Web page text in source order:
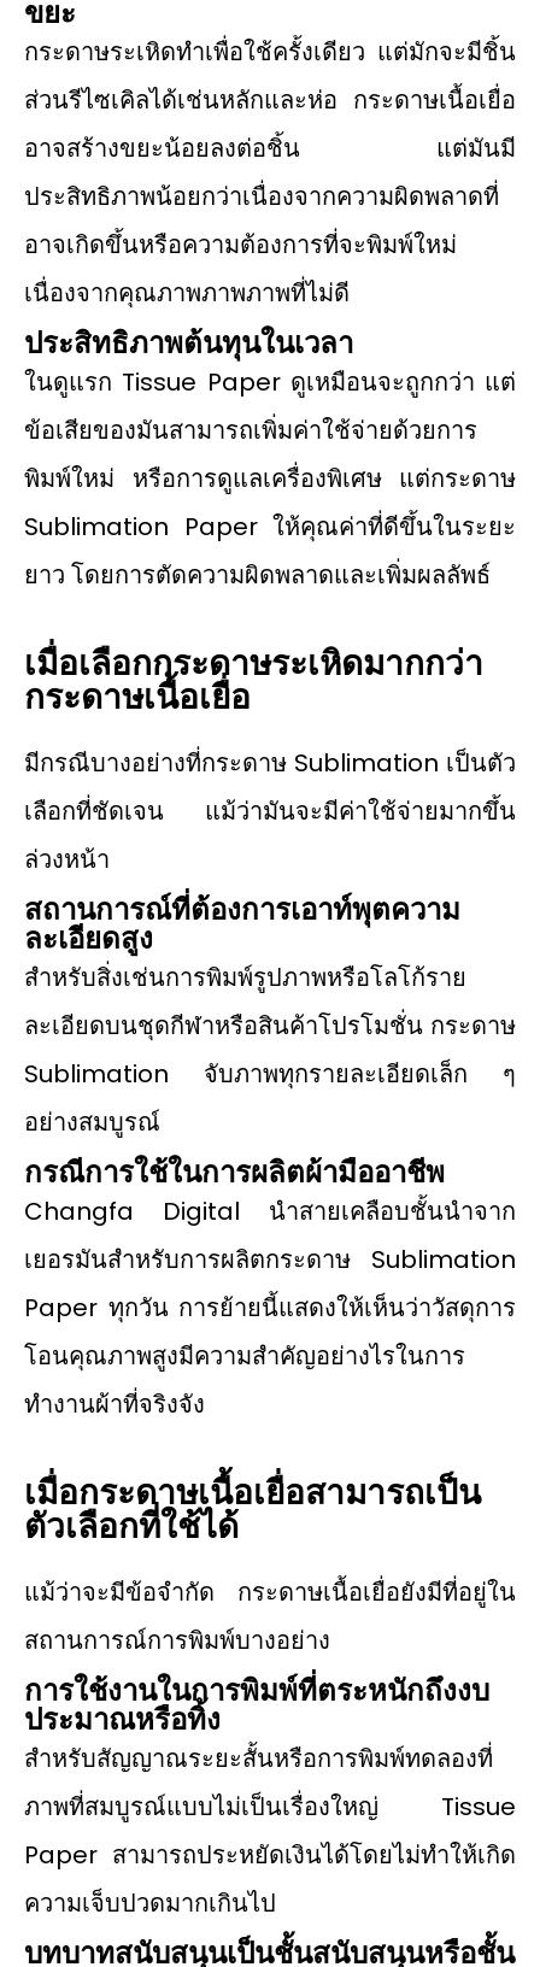
ขยะ
กระดาษระเหิดทําเพื่อใช้ครั้งเดียว แต่มักจะมีชิ้น
ส่วนรีไซเคิลได้เช่นหลักและห่อ กระดาษเนื้อเยื่อ
อาจสร้างขยะน้อยลงต่อชิ้น แต่มันมี
ประสิทธิภาพน้อยกว่าเนื่องจากความผิดพลาดที่
อาจเกิดขึ้นหรือความต้องการที่จะพิมพ์ใหม่
เนื่องจากคุณภาพภาพภาพที่ไม่ดี
ประสิทธิภาพต้นทุนในเวลา
ในดูแรก Tissue Paper ดูเหมือนจะถูกกว่า แต่
ข้อเสียของมันสามารถเพิ่มค่าใช้จ่ายด้วยการ
พิมพ์ใหม่ หรือการดูแลเครื่องพิเศษ แต่กระดาษ
Sublimation Paper ให้คุณค่าที่ดีขึ้นในระยะ
ยาว โดยการตัดความผิดพลาดและเพิ่มผลลัพธ์
เมื่อเลือกกระดาษระเหิดมากกว่า
กระดาษเนื้อเยื่อ
มีกรณีบางอย่างที่กระดาษ Sublimation เป็นตัว
เลือกที่ชัดเจน แม้ว่ามันจะมีค่าใช้จ่ายมากขึ้น
ล่วงหน้า
สถานการณ์ที่ต้องการเอาท์พุตความ
ละเอียดสูง
สําหรับสิ่งเช่นการพิมพ์รูปภาพหรือโลโก้ราย
ละเอียดบนชุดกีฬาหรือสินค้าโปรโมชั่น กระดาษ
Sublimation จับภาพทุกรายละเอียดเล็ก ๆ
อย่างสมบูรณ์
กรณีการใช้ในการผลิตผ้ามืออาชีพ
Changfa Digital นําสายเคลือบชั้นนำจาก
เยอรมันสำหรับการผลิตกระดาษ Sublimation
Paper ทุกวัน การย้ายนี้แสดงให้เห็นว่าวัสดุการ
โอนคุณภาพสูงมีความสำคัญอย่างไรในการ
ทำงานผ้าที่จริงจัง
เมื่อกระดาษเนื้อเยื่อสามารถเป็น
ตัวเลือกที่ใช้ได้
แม้ว่าจะมีข้อจำกัด กระดาษเนื้อเยื่อยังมีที่อยู่ใน
สถานการณ์การพิมพ์บางอย่าง
การใช้งานในการพิมพ์ที่ตระหนักถึงงบ
ประมาณหรือทิ้ง
สำหรับสัญญาณระยะสั้นหรือการพิมพ์ทดลองที่
ภาพที่สมบูรณ์แบบไม่เป็นเรื่องใหญ่ Tissue
Paper สามารถประหยัดเงินได้โดยไม่ทําให้เกิด
ความเจ็บปวดมากเกินไป
บทบาทสนับสนุนเป็นชั้นสนับสนุนหรือชั้น